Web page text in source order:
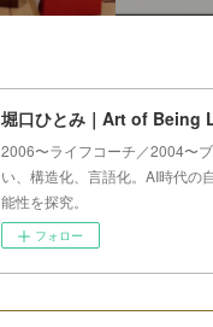
堀口ひとみ｜Art of Being
2006〜ライフコーチ／2004〜
い、構造化、言語化。AI時代の
能性を探究。
フォロー